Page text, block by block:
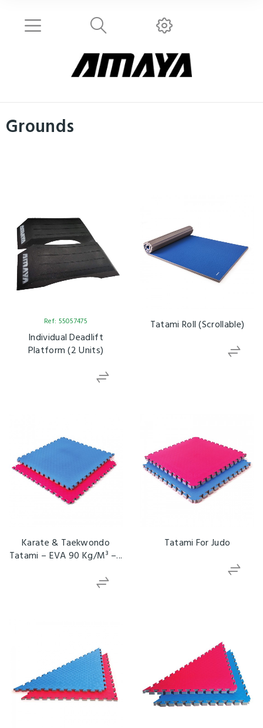
Grounds
Ref: 55057475
Individual Deadlift
Platform (2 Units)
Tatami Roll (Scrollable)
Karate & Taekwondo
Tatami – EVA 90 Kg/m³ –...
Tatami For Judo